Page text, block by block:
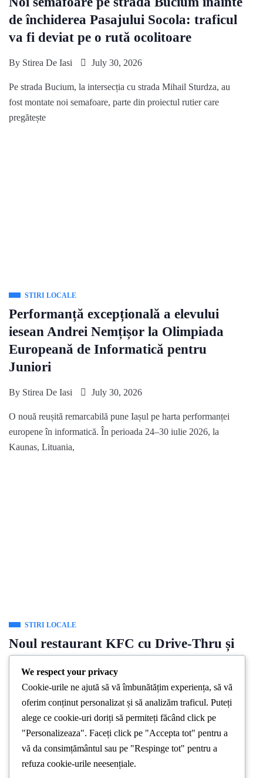
de închiderea Pasajului Socola: traficul
va fi deviat pe o rută ocolitoare
By Stirea De Iasi July 30, 2026
Pe strada Bucium, la intersecția cu strada Mihail Sturdza, au
fost montate noi semafoare, parte din proiectul rutier care
pregătește
STIRI LOCALE
Performanță excepțională a elevului
iesean Andrei Nemțișor la Olimpiada
Europeană de Informatică pentru
Juniori
By Stirea De Iasi July 30, 2026
O nouă reușită remarcabilă pune Iașul pe harta performanței
europene în informatică. În perioada 24–30 iulie 2026, la
Kaunas, Lituania,
STIRI LOCALE
Noul restaurant KFC cu Drive-Thru și
terasă exterioară din Palas se deschide
pe 4 august
Stirea De Iasi July 29, 2026
KFC se deschide în noua locație din Palas săptămâna viitoare,
pe 4 august 2026, iar ieșenii sunt așteptați să descopere
We respect your privacy
Cookie-urile ne ajută să vă îmbunătățim experiența, să vă
oferim conținut personalizat și să analizăm traficul. Puteți
alege ce cookie-uri doriți să permiteți făcând click pe
"Personalizeaza". Faceți click pe "Accepta tot" pentru a
vă da consimțământul sau pe "Respinge tot" pentru a
refuza cookie-urile neesențiale.